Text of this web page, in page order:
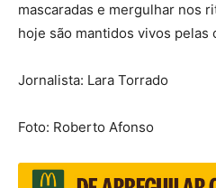
mascaradas e mergulhar nos
hoje são mantidos vivos pelas
Jornalista: Lara Torrado
Foto: Roberto Afonso